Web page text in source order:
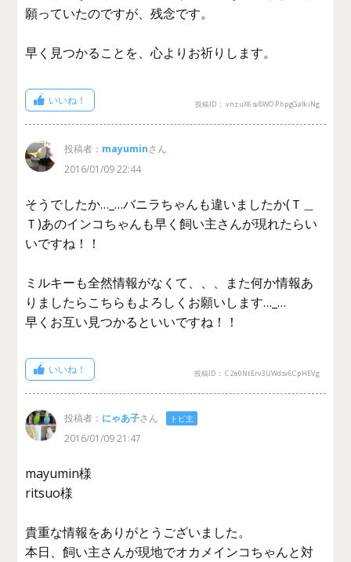
願っていたのですが、残念です。
早く見つかることを、心よりお祈りします。
いいね！ 投稿ID： vnzuX6sv8WOPhpgGaIkiNg
投稿者： mayuminさん
2016/01/09 22:44
そうでしたか…_…バニラちゃんも違いましたか(Ｔ＿
Ｔ)あのインコちゃんも早く飼い主さんが現れたらい
いですね！！
ミルキーも全然情報がなくて、、、また何か情報あ
りましたらこちらもよろしくお願いします…_…
早くお互い見つかるといいですね！！
いいね！ 投稿ID： C2e0NtErv3UWdsv6CpHEVg
投稿者： にゃあ子さん トピ主
2016/01/09 21:47
mayumin様
ritsuo様
貴重な情報をありがとうございました。
本日、飼い主さんが現地でオカメインコちゃんと対